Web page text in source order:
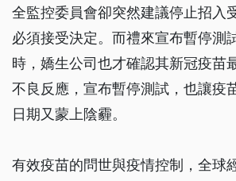
全監控委員會卻突然建議停止招入
必須接受決定。而禮來宣布暫停測
時，嬌生公司也才確認其新冠疫苗
不良反應，宣布暫停測試，也讓疫
日期又蒙上陰霾。
有效疫苗的問世與疫情控制，全球